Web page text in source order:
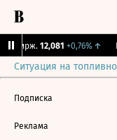
Бирж. 12,081 +0,76%↑
Ситуация на
Подписка
Реклама